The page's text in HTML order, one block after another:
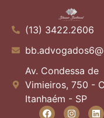
(13) 3422.2606
Av. Condessa de
Vimieiros, 750 -
Itanhaém - SP